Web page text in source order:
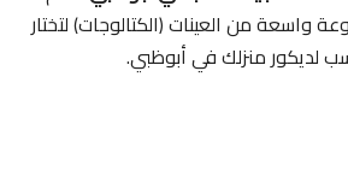
من العينات (الكتالوجات) لتختار
منزلك في أبوظبي.